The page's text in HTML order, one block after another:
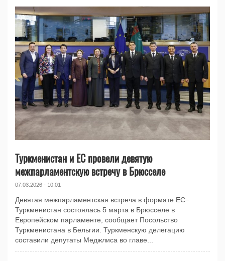
Туркменистан и ЕС провели девятую
межпарламентскую встречу в Брюсселе
07.03.2026 - 10:01
Девятая межпарламентская встреча в формате ЕС–
Туркменистан состоялась 5 марта в Брюсселе в
Европейском парламенте, сообщает Посольство
Туркменистана в Бельгии. Туркменскую делегацию
составили депутаты Меджлиса во главе...